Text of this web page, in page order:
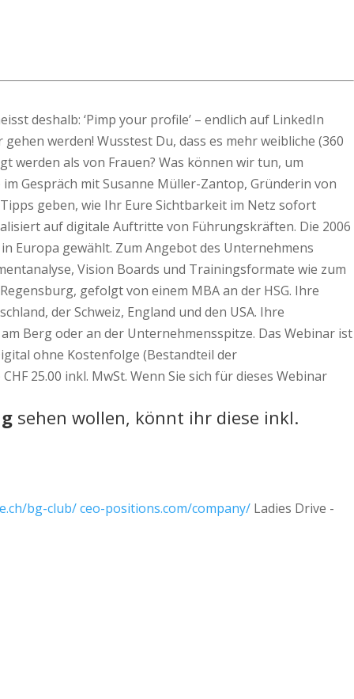
deshalb: ‘Pimp your profile’ – endlich auf LinkedIn
werden! Wusstest Du, dass es mehr weibliche (360
werden als von Frauen? Was können wir tun, um
Gespräch mit Susanne Müller-Zantop, Gründerin von
geben, wie Ihr Eure Sichtbarkeit im Netz sofort
auf digitale Auftritte von Führungskräften. Die 2006
Europa gewählt. Zum Angebot des Unternehmens
Vision Boards und Trainingsformate wie zum
gefolgt von einem MBA an der HSG. Ihre
der Schweiz, England und den USA. Ihre
Berg oder an der Unternehmensspitze. Das Webinar ist
ohne Kostenfolge (Bestandteil der
25.00 inkl. MwSt. Wenn Sie sich für dieses Webinar
sehen wollen, könnt ihr diese inkl.
bg-club/ceo-positions.com/company/ Ladies Drive -